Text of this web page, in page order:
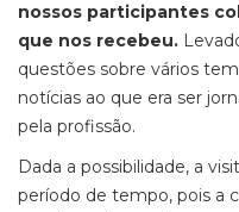
nossos participantes
que nos recebeu.
questões sobre vários
notícias ao que era ser
pela profissão.
Dada a possibilidade, a
período de tempo, pois a